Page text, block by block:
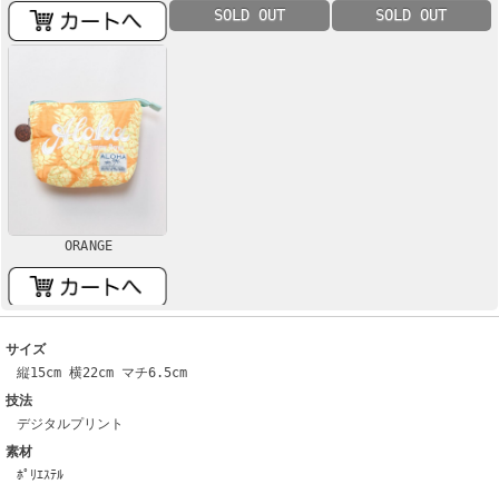
SOLD OUT SOLD OUT
ORANGE
サイズ
縦15cm 横22cm マチ6.5cm
技法
デジタルプリント
素材
ﾎﾟﾘｴｽﾃﾙ